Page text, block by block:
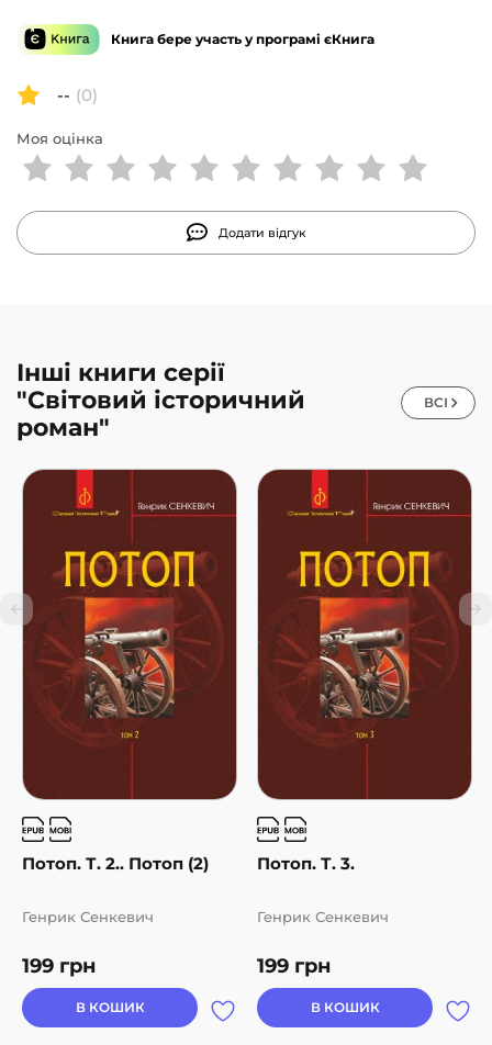
Книга бере участь у програмі єКнига
-- (0)
Моя оцінка
Додати відгук
Інші книги серії
"Світовий історичний
роман"
ВСІ
Потоп. Т. 2.. Потоп (2)
199 грн
Генрик Сенкевич
В КОШИК
Потоп. Т. 3.
199 грн
Генрик Сенкевич
В КОШИК